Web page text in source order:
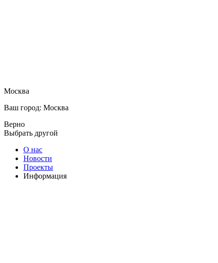
Москва
Ваш город: Москва
Верно
Выбрать другой
О нас
Новости
Проекты
Информация